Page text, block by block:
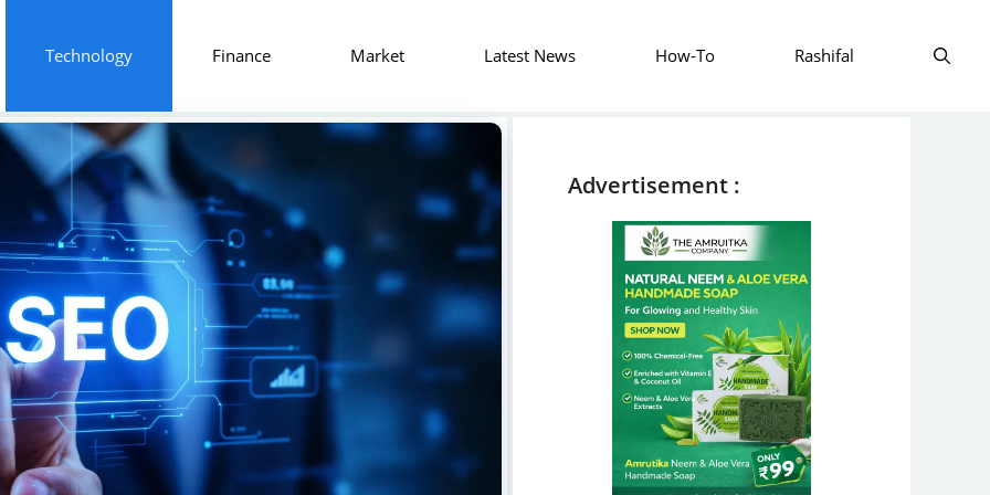
Technology Finance Market Latest News How-To Rashifal
Advertisement :